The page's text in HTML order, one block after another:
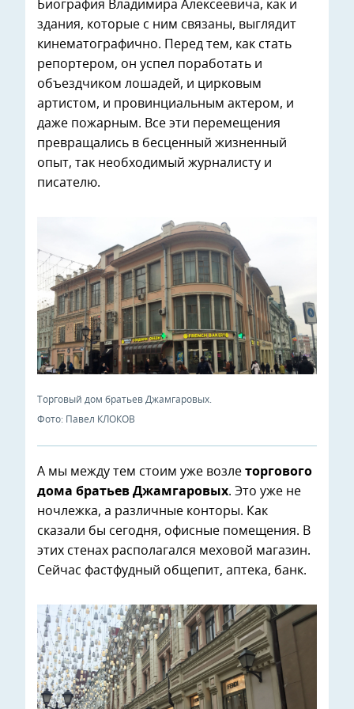
Биография Владимира Алексеевича, как и
здания, которые с ним связаны, выглядит
кинематографично. Перед тем, как стать
репортером, он успел поработать и
объездчиком лошадей, и цирковым
артистом, и провинциальным актером, и
даже пожарным. Все эти перемещения
превращались в бесценный жизненный
опыт, так необходимый журналисту и
писателю.
Торговый дом братьев Джамгаровых.
Фото: Павел КЛОКОВ
А мы между тем стоим уже возле торгового
дома братьев Джамгаровых. Это уже не
ночлежка, а различные конторы. Как
сказали бы сегодня, офисные помещения. В
этих стенах располагался меховой магазин.
Сейчас фастфудный общепит, аптека, банк.